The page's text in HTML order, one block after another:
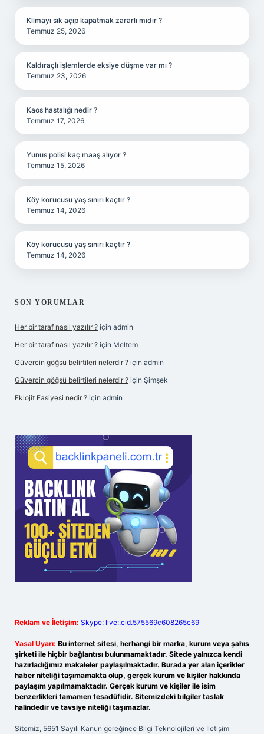
Klimayı sık açıp kapatmak zararlı mıdır ?
Temmuz 25, 2026
Kaldıraçlı işlemlerde eksiye düşme var mı ?
Temmuz 23, 2026
Kaos hastalığı nedir ?
Temmuz 17, 2026
Yunus polisi kaç maaş alıyor ?
Temmuz 15, 2026
Köy korucusu yaş sınırı kaçtır ?
Temmuz 14, 2026
Köy korucusu yaş sınırı kaçtır ?
Temmuz 14, 2026
SON YORUMLAR
Her bir taraf nasıl yazılır ? için admin
Her bir taraf nasıl yazılır ? için Meltem
Güvercin göğsü belirtileri nelerdir ? için admin
Güvercin göğsü belirtileri nelerdir ? için Şimşek
Eklojit Fasiyesi nedir ? için admin
Reklam ve İletişim: Skype: live:.cid.575569c608265c69
Yasal Uyarı: Bu internet sitesi, herhangi bir marka, kurum veya şahıs
şirketi ile hiçbir bağlantısı bulunmamaktadır. Sitede yalnızca kendi
hazırladığımız makaleler paylaşılmaktadır. Burada yer alan içerikler
haber niteliği taşımamakta olup, gerçek kurum ve kişiler hakkında
paylaşım yapılmamaktadır. Gerçek kurum ve kişiler ile isim
benzerlikleri tamamen tesadüfidir. Sitemizdeki bilgiler taslak
halindedir ve tavsiye niteliği taşımazlar.
Sitemiz, 5651 Sayılı Kanun gereğince Bilgi Teknolojileri ve İletişim